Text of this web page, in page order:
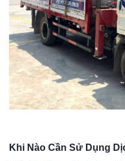
Khi Nào Cần Sử Dụng